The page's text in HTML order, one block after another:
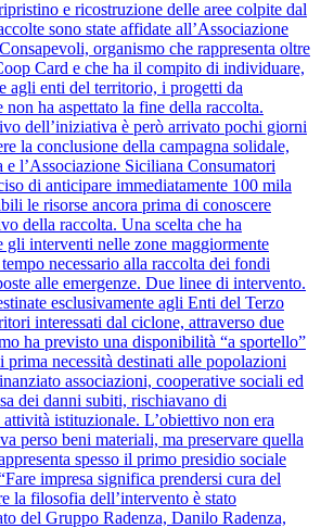
e ricostruzione delle aree colpite dal
sono state affidate all’Associazione
organismo che rappresenta oltre
Card e che ha il compito di individuare,
agli enti del territorio, i progetti da
non ha aspettato la fine della raccolta.
dell’iniziativa è però arrivato pochi giorni
la conclusione della campagna solidale,
l’Associazione Siciliana Consumatori
di anticipare immediatamente 100 mila
le risorse ancora prima di conoscere
della raccolta. Una scelta che ha
gli interventi nelle zone maggiormente
necessario alla raccolta dei fondi
alle emergenze. Due linee di intervento.
esclusivamente agli Enti del Terzo
interessati dal ciclone, attraverso due
ha previsto una disponibilità “a sportello”
prima necessità destinati alle popolazioni
associazioni, cooperative sociali ed
dei danni subiti, rischiavano di
istituzionale. L’obiettivo non era
perso beni materiali, ma preservare quella
spesso il primo presidio sociale
impresa significa prendersi cura del
la filosofia dell’intervento è stato
del Gruppo Radenza, Danilo Radenza,